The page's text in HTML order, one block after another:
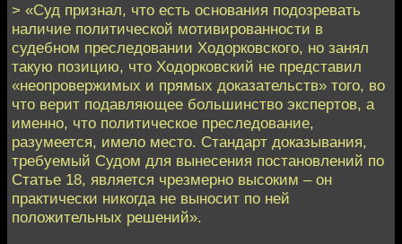
> «Суд признал, что есть основания подозревать
наличие политической мотивированности в
судебном преследовании Ходорковского, но занял
такую позицию, что Ходорковский не представил
«неопровержимых и прямых доказательств» того, во
что верит подавляющее большинство экспертов, а
именно, что политическое преследование,
разумеется, имело место. Стандарт доказывания,
требуемый Судом для вынесения постановлений по
Статье 18, является чрезмерно высоким – он
практически никогда не выносит по ней
положительных решений».